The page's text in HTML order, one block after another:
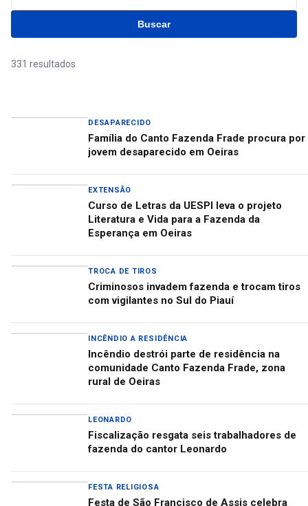
Buscar
331 resultados
DESAPARECIDO
Família do Canto Fazenda Frade procura por
jovem desaparecido em Oeiras
EXTENSÃO
Curso de Letras da UESPI leva o projeto
Literatura e Vida para a Fazenda da
Esperança em Oeiras
TROCA DE TIROS
Criminosos invadem fazenda e trocam tiros
com vigilantes no Sul do Piauí
INCÊNDIO A RESIDÊNCIA
Incêndio destrói parte de residência na
comunidade Canto Fazenda Frade, zona
rural de Oeiras
LEONARDO
Fiscalização resgata seis trabalhadores de
fazenda do cantor Leonardo
FESTA RELIGIOSA
Festa de São Francisco de Assis celebra